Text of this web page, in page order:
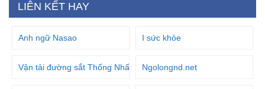
LIÊN KẾT HAY
Anh ngữ Nasao I sức khỏe
Vận tải đường sắt Thống Nhất Ngolongnd.net